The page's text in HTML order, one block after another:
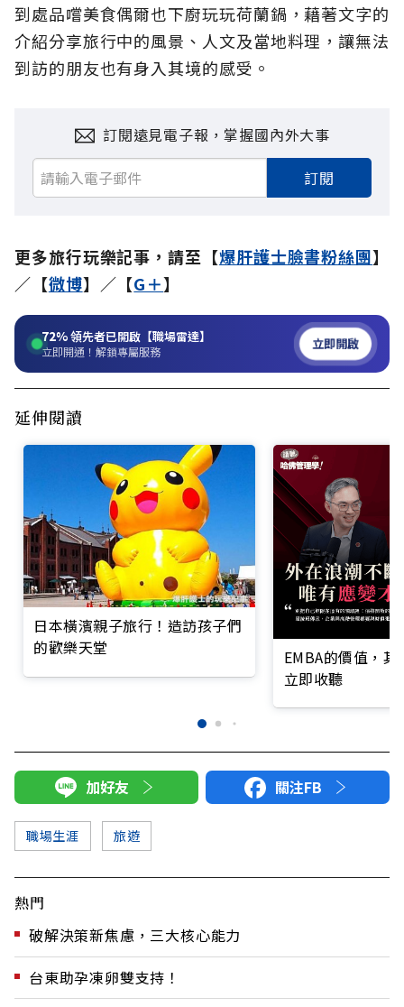
到處品嚐美食偶爾也下廚玩玩荷蘭鍋，藉著文字的
介紹分享旅行中的風景、人文及當地料理，讓無法
到訪的朋友也有身入其境的感受。
訂閱遠見電子報，掌握國內外大事
訂閱
更多旅行玩樂記事，請至【爆肝護士臉書粉絲團】
／【微博】／【G＋】
72%領先者已開啟【職場雷達】
立即開通！解鎖專屬服務 立即開啟
延伸閱讀
日本橫濱親子旅行！造訪孩子們
的歡樂天堂
EMBA的價值，
立即收聽
加好友 關注FB
職場生涯 旅遊
熱門
破解決策新焦慮，三大核心能力
台東助孕凍卵雙支持！